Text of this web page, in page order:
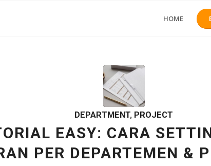
HOME
DEPARTMENT, PROJECT
EASY: CARA
PER DEPARTEMEN &